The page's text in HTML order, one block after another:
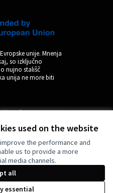
used on the website
the performance and
us to provide a more
media channels.
all
essential
unije. Mnenja
so izključno
nujno stališč
unija ne more biti